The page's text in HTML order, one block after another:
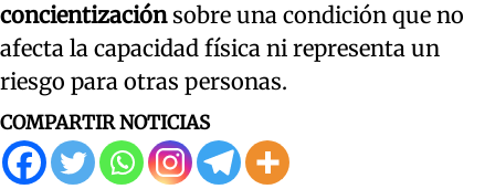
concientizaciónsobre una condición que no
afecta la capacidad física ni representa un
riesgo para otras personas.
COMPARTIR NOTICIAS